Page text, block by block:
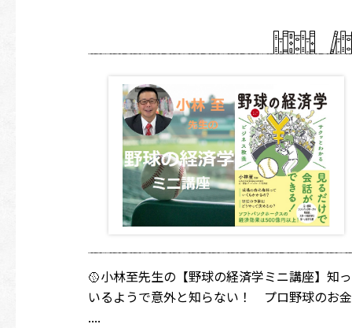
🥎小林至先生の【野球の経済学ミニ講座】知
いるようで意外と知らない！ プロ野球のお金
....